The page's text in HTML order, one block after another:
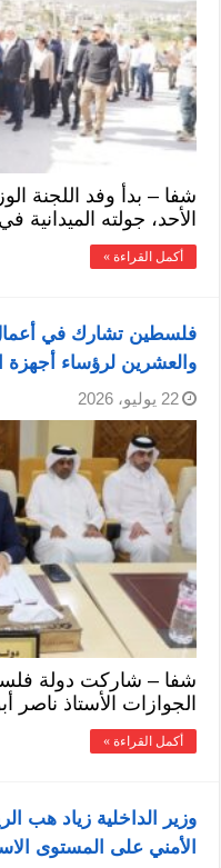
شفا – بدأ وفد اللجنة
الأحد، جولته
أكمل القراءة »
فلسطين تشارك في أعمال
والعشرين لرؤساء
22 يوليو، 2026
شفا – شاركت دولة
الجوازات الأستاذ
أكمل القراءة »
وزير الداخلية زياد هب
الأمني على المستوى